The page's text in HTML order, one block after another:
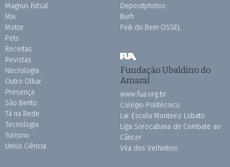
Magnus Futsal
Mix
Motor
Pets
Receitas
Revistas
Necrologia
Outro Olhar
Presença
São Bento
Tá na Rede
Tecnologia
Turismo
Uniso Ciência
Depositphotos
Burh
Pink do Bem OSSEL
Fundação Ubaldino do
Amaral
www.fua.org.br
Colégio Politécnico
Lar Escola Monteiro Lobato
Liga Sorocabana de Combate ao
Câncer
Vila dos Velhinhos